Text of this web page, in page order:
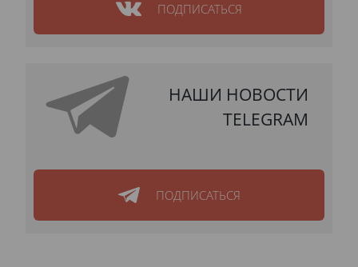
ПОДПИСАТЬСЯ
НАШИ НОВОСТИ
TELEGRAM
ПОДПИСАТЬСЯ